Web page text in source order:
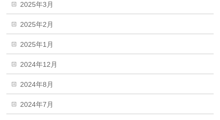
2025年3月
2025年2月
2025年1月
2024年12月
2024年8月
2024年7月